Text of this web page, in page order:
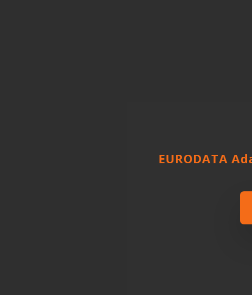
EURODATA